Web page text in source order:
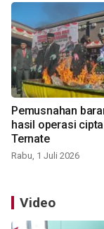
Pemusnahan
hasil operasi
Ternate
Rabu, 1 Juli 2026
Video